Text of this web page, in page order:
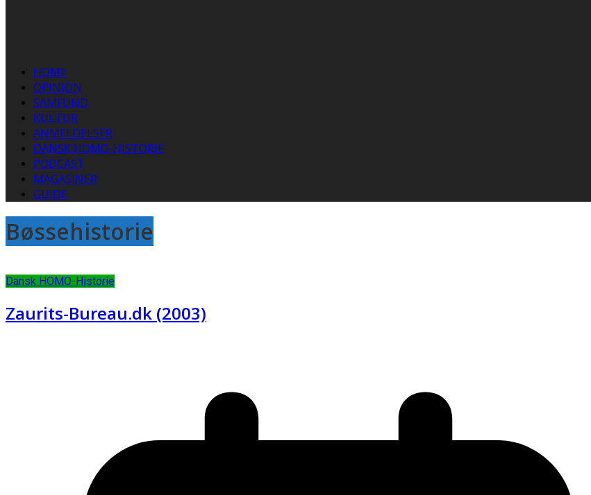
HOME
OPINION
SAMFUND
KULTUR
ANMELDELSER
DANSK HOMO-HISTORIE
PODCAST
MAGASINER
GUIDE
Bøssehistorie
Dansk HOMO-Historie
Zaurits-Bureau.dk (2003)